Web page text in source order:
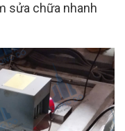
sửa chữa nhanh